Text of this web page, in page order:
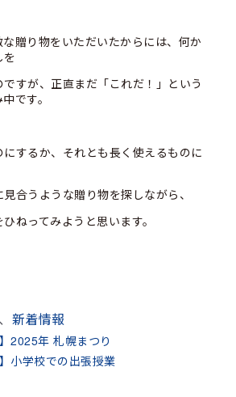
贈り物をいただいたからには、何か
を
すが、正直まだ「これだ！」という
です。
するか、それとも長く使えるものに
合うような贈り物を探しながら、
ねってみようと思います。
、 新着情報
2025年 札幌まつり
小学校での出張授業